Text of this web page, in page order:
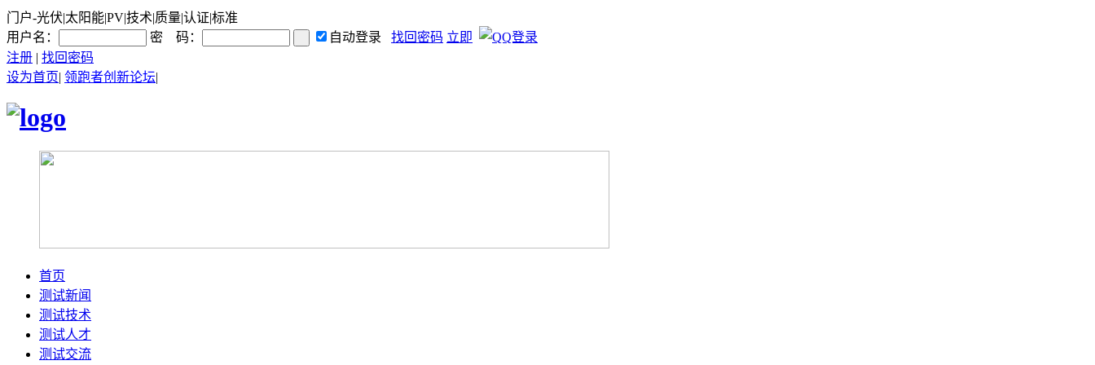
门户-光伏|太阳能|PV|技术|质量|认证|标准
用户名：
密 码： 自动登录 找回密码 立即
注册 | 找回密码
设为首页| 领跑者创新论坛|
首页
测试新闻
测试技术
测试人才
测试交流